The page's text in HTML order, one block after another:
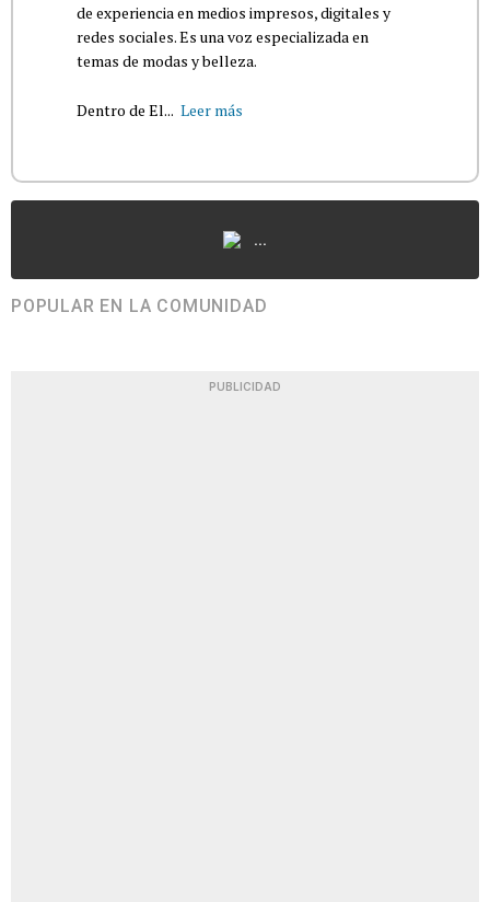
de experiencia en medios impresos, digitales y
redes sociales. Es una voz especializada en
temas de modas y belleza.
Dentro de El... Leer más
...
POPULAR EN LA COMUNIDAD
PUBLICIDAD